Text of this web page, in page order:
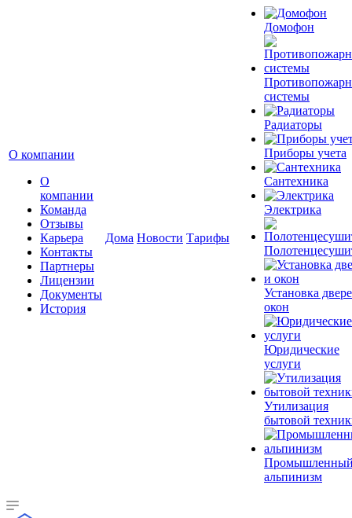
О компании
О
компании
Команда
Отзывы
Карьера
Контакты
Партнеры
Лицензии
Документы
История
Дома Новости Тарифы
Домофон
системы
Радиаторы
Приборы учета
Сантехника
Электрика
Установка
окон
Юридические
услуги
Утилизация
бытовой
альпинизм